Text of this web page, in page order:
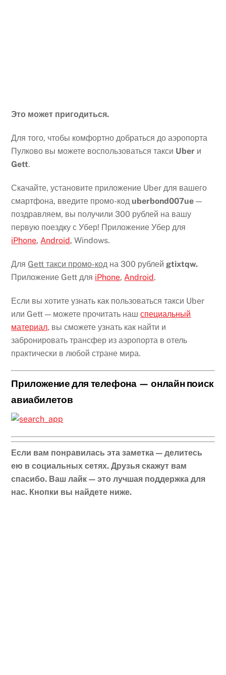
Это может пригодиться.
Для того, чтобы комфортно добраться до аэропорта
Пулково вы можете воспользоваться такси Uber и
Gett.
Скачайте, установите приложение Uber для вашего
смартфона, введите промо-код uberbond007ue —
поздравляем, вы получили 300 рублей на вашу
первую поездку с Убер! Приложение Убер для
iPhone,Android, Windows.
Для Gett такси промо-код на 300 рублей gtixtqw.
Приложение Gett для iPhone, Android.
Если вы хотите узнать как пользоваться такси Uber
или Gett — можете прочитать нашспециальный
материал, вы сможете узнать как найти и
забронировать трансфер из аэропорта в отель
практически в любой стране мира.
Приложение для телефона —онлайн поиск
авиабилетов
Если вам понравилась эта заметка — делитесь
ею в социальных сетях. Друзья скажут вам
спасибо. Ваш лайк — это лучшая поддержка для
нас. Кнопки вы найдете ниже.